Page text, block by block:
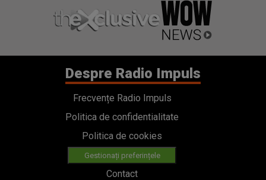
Despre Radio Impuls
Frecvențe Radio Impuls
Politica de confidentialitate
Politica de cookies
Gestionați preferințele
Contact